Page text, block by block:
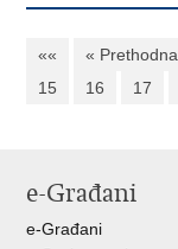
«« « Prethodna
15
16 17
e-Građani
e-Građani